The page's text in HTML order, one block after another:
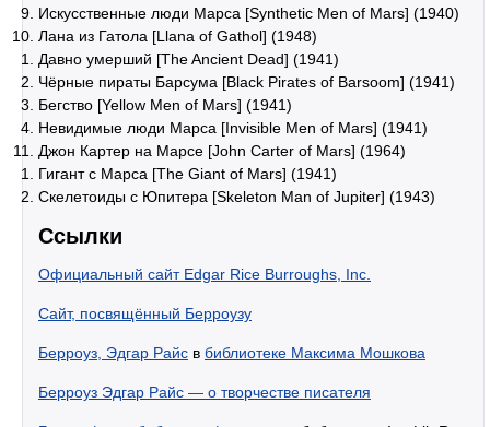
Искусственные люди Марса [Synthetic Men of Mars] (1940)
Лана из Гатола [Llana of Gathol] (1948)
Давно умерший [The Ancient Dead] (1941)
Чёрные пираты Барсума [Black Pirates of Barsoom] (1941)
Бегство [Yellow Men of Mars] (1941)
Невидимые люди Марса [Invisible Men of Mars] (1941)
Джон Картер на Марсе [John Carter of Mars] (1964)
Гигант с Марса [The Giant of Mars] (1941)
Скелетоиды с Юпитера [Skeleton Man of Jupiter] (1943)
Ссылки
Официальный сайт Edgar Rice Burroughs, Inc.
Сайт, посвящённый Берроузу
Берроуз, Эдгар Райс в библиотеке Максима Мошкова
Берроуз Эдгар Райс — о творчестве писателя